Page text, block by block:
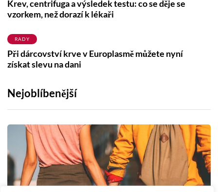
Krev, centrifuga a výsledek testu: co se děje se
vzorkem, než dorazí k lékaři
RADY
Při dárcovství krve v Europlasmě můžete nyní
získat slevu na dani
Nejoblíbenější